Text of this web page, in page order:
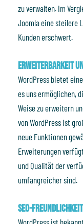
zu verwalten. Im
Joomla eine steilere
Kunden erschwert.
Erweiterbarkeit
WordPress bietet
es uns ermöglichen,
Weise zu erweitern
von WordPress ist
neue Funktionen
Erweiterungen
und Qualität der
umfangreicher sind.
SEO-Freundlichkeit
WordPress ist